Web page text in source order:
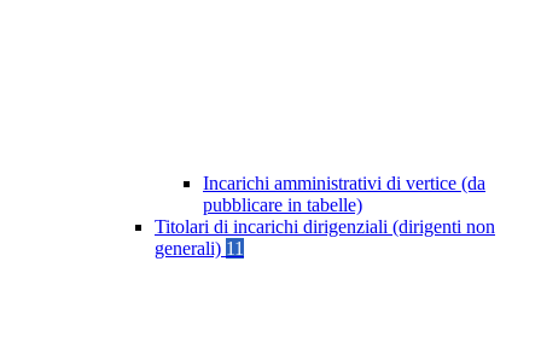
Incarichi amministrativi di vertice (da
pubblicare in tabelle)
Titolari di incarichi dirigenziali (dirigenti non
generali) 11